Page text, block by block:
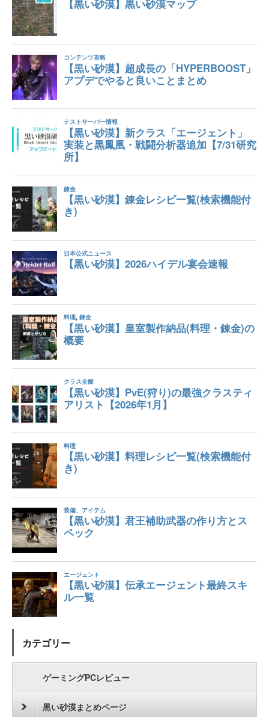
カテゴリー
ゲーミングPCレビュー
黒い砂漠まとめページ